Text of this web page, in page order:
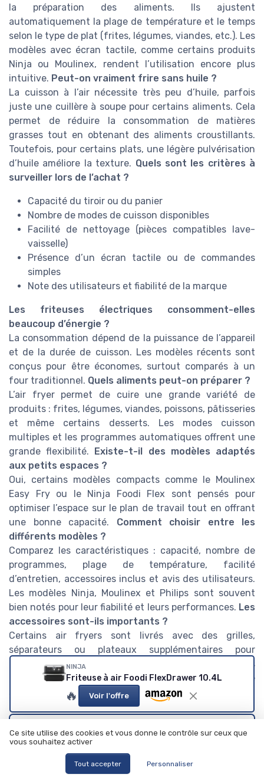
la préparation des aliments. Ils ajustent
automatiquement la plage de température et le temps
selon le type de plat (frites, légumes, viandes, etc.). Les
modèles avec écran tactile, comme certains produits
Ninja ou Moulinex, rendent l’utilisation encore plus
intuitive. Peut-on vraiment frire sans huile ?
La cuisson à l’air nécessite très peu d’huile, parfois
juste une cuillère à soupe pour certains aliments. Cela
permet de réduire la consommation de matières
grasses tout en obtenant des aliments croustillants.
Toutefois, pour certains plats, une légère pulvérisation
d’huile améliore la texture. Quels sont les critères à
surveiller lors de l’achat ?
Capacité du tiroir ou du panier
Nombre de modes de cuisson disponibles
Facilité de nettoyage (pièces compatibles lave-
vaisselle)
Présence d’un écran tactile ou de commandes
simples
Note des utilisateurs et fiabilité de la marque
Les friteuses électriques consomment-elles
beaucoup d’énergie ?
La consommation dépend de la puissance de l’appareil
et de la durée de cuisson. Les modèles récents sont
conçus pour être économes, surtout comparés à un
four traditionnel. Quels aliments peut-on préparer ?
L’air fryer permet de cuire une grande variété de
produits : frites, légumes, viandes, poissons, pâtisseries
et même certains desserts. Les modes cuisson
multiples et les programmes automatiques offrent une
grande flexibilité.
Existe-t-il des modèles adaptés
aux petits espaces ?
Oui, certains modèles compacts comme le Moulinex
Easy Fry ou le Ninja Foodi Flex sont pensés pour
optimiser l’espace sur le plan de travail tout en offrant
une bonne capacité. Comment choisir entre les
différents modèles ?
Comparez les caractéristiques : capacité, nombre de
programmes, plage de température, facilité
d’entretien, accessoires inclus et avis des utilisateurs.
Les modèles Ninja, Moulinex et Philips sont souvent
bien notés pour leur fiabilité et leurs performances. Les
accessoires sont-ils importants ?
Certains air fryers sont livrés avec des grilles,
séparateurs ou plateaux supplémentaires pour
multiplier les modes de cuisson et préparer plusieurs
aliments en même temps. Cela peut faire la différence
selon vos besoins quotidiens.
Voir les tests de notre rédaction
Aigostar
NINJA
Friteuse à air Foodi FlexDrawer 10.4L
🔥 Voir l'offre
Ce site utilise des cookies et vous donne le contrôle sur ceux que
vous souhaitez activer
Tout accepter Personnaliser